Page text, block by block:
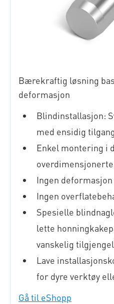
Bærekraftig løsning
deformasjon
Blindinstallasjon:
med ensidig
Enkel montering i
Ingen
Ingen
Spesielle
lette
vanskelig
Lave
for dyre verktøy
Gå til eShopp